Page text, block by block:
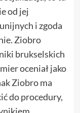
od jej
i zgoda
Ziobro
brukselskich
oceniał jako
Ziobro ma
do procedury,